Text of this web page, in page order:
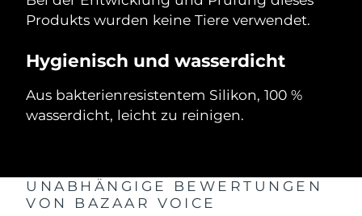
Produkts wurden keine Tiere verwendet.
Hygienisch und wasserdicht
Aus bakterienresistentem Silikon, 100 %
wasserdicht, leicht zu reinigen.
UNABHÄNGIGE BEWERTUNGEN
VON BAZAAR VOICE